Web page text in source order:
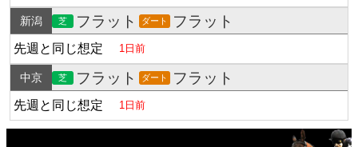
新潟 芝 フラット ダート フラット
先週と同じ想定 1日前
中京 芝 フラット ダート フラット
先週と同じ想定 1日前